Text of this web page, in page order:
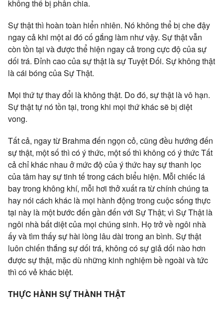
không thể bị phân chia.
Sự thật thì hoàn toàn hiển nhiên. Nó không thể bị che đậy
ngay cả khi một ai đó cố gắng làm như vậy. Sự thật vẫn
còn tồn tại và được thể hiện ngay cả trong cực độ của sự
dối trá. Đỉnh cao của sự thật là sự Tuyệt Đối. Sự không thật
là cái bóng của Sự Thật.
Mọi thứ tự thay đổi là không thật. Do đó, sự thật là vô hạn.
Sự thật tự nó tồn tại, trong khi mọi thứ khác sẽ bị diệt
vong.
Tất cả, ngay từ Brahma đến ngọn cỏ, cũng đều hướng đến
sự thật, một số thì có ý thức, một số thì không có ý thức Tất
cả chỉ khác nhau ở mức độ của ý thức hay sự thanh lọc
của tâm hay sự tinh tế trong cách biểu hiện. Mỗi chiếc lá
bay trong không khí, mỗi hơi thở xuất ra từ chính chúng ta
hay nói cách khác là mọi hành động trong cuộc sống thực
tại này là một bước đến gần đến với Sự Thật; vì Sự Thật là
ngôi nhà bất diệt của mọi chúng sinh. Họ trở về ngôi nhà
ấy và tìm thấy sự hài lòng lâu dài trong an bình. Sự thật
luôn chiến thắng sự dối trá, không có sự giả dối nào hơn
được sự thật, mặc dù những kinh nghiệm bề ngoài và tức
thì có vẻ khác biệt.
THỰC HÀNH SỰ THÀNH THẬT